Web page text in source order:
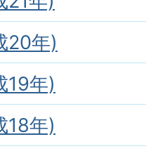
20年)
19年)
18年)